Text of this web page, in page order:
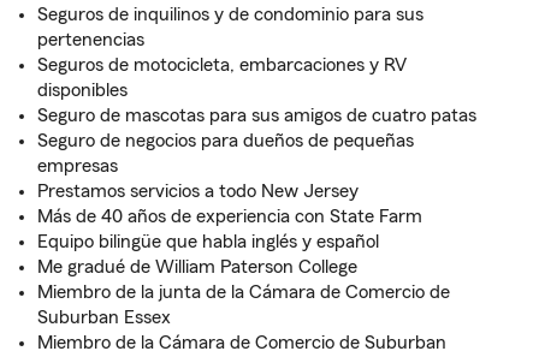
Seguros de inquilinos y de condominio para sus
pertenencias
Seguros de motocicleta, embarcaciones y RV
disponibles
Seguro de mascotas para sus amigos de cuatro patas
Seguro de negocios para dueños de pequeñas
empresas
Prestamos servicios a todo New Jersey
Más de 40 años de experiencia con State Farm
Equipo bilingüe que habla inglés y español
Me gradué de William Paterson College
Miembro de la junta de la Cámara de Comercio de
Suburban Essex
Miembro de la Cámara de Comercio de Suburban